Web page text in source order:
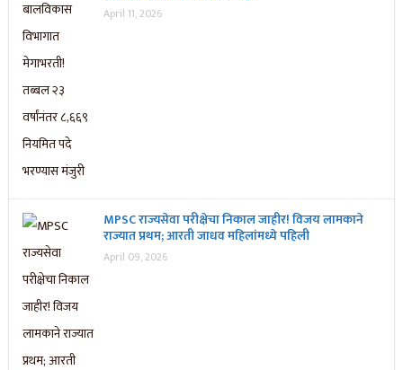
April 11, 2026
MPSC राज्यसेवा परीक्षेचा निकाल जाहीर! विजय लामकाने
राज्यात प्रथम; आरती जाधव महिलांमध्ये पहिली
April 09, 2026